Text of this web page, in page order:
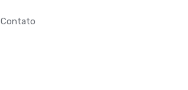
Contato